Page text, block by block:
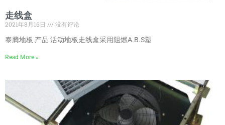
走线盒
2021年8月16日
没有评论
泰腾地板 产品 活动地板走线盒采用阻燃A.B.S塑
Read More »